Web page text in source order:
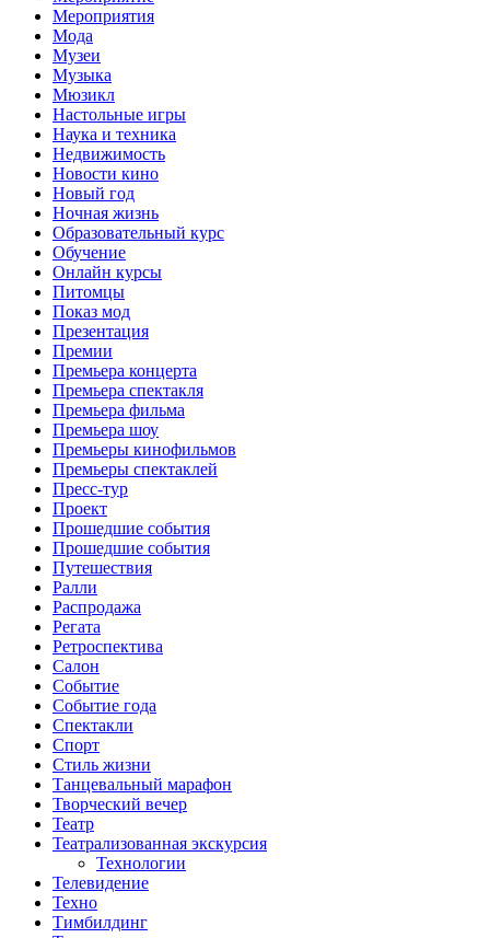
Мероприятия
Мода
Музеи
Музыка
Мюзикл
Настольные игры
Наука и техника
Недвижимость
Новости кино
Новый год
Ночная жизнь
Образовательный курс
Обучение
Онлайн курсы
Питомцы
Показ мод
Презентация
Премии
Премьера концерта
Премьера спектакля
Премьера фильма
Премьера шоу
Премьеры кинофильмов
Премьеры спектаклей
Пресс-тур
Проект
Прошедшие события
Прошедшие события
Путешествия
Ралли
Распродажа
Регата
Ретроспектива
Салон
Событие
Событие года
Спектакли
Спорт
Стиль жизни
Танцевальный марафон
Творческий вечер
Театр
Театрализованная экскурсия
Технологии
Телевидение
Техно
Тимбилдинг